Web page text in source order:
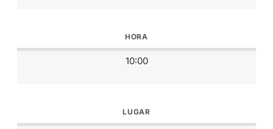
HORA
10:00
LUGAR